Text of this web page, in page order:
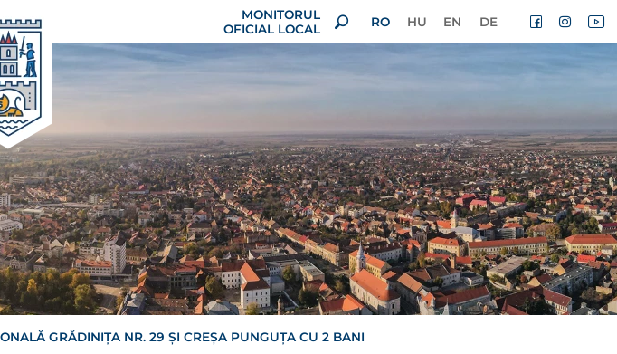
MONITORUL
OFICIAL LOCAL
RO HU EN DE
GRĂDINIŢA NR. 29 ŞI CREŞA PUNGUŢA CU 2 BANI